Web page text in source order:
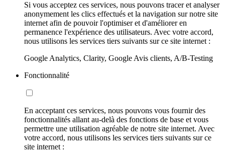
Si vous acceptez ces services, nous pouvons tracer et analyser
anonymement les clics effectués et la navigation sur notre site
internet afin de pouvoir l'optimiser et d'améliorer en
permanence l'expérience des utilisateurs. Avec votre accord,
nous utilisons les services tiers suivants sur ce site internet :
Google Analytics, Clarity, Google Avis clients, A/B-Testing
Fonctionnalité
En acceptant ces services, nous pouvons vous fournir des
fonctionnalités allant au-delà des fonctions de base et vous
permettre une utilisation agréable de notre site internet. Avec
votre accord, nous utilisons les services tiers suivants sur ce
site internet :